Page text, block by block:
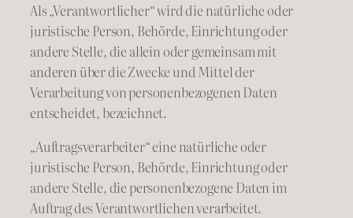
Als „Verantwortlicher“ wird die natürliche oder
juristische Person, Behörde, Einrichtung oder
andere Stelle, die allein oder gemeinsam mit
anderen über die Zwecke und Mittel der
Verarbeitung von personenbezogenen Daten
entscheidet, bezeichnet.
„Auftragsverarbeiter“ eine natürliche oder
juristische Person, Behörde, Einrichtung oder
andere Stelle, die personenbezogene Daten im
Auftrag des Verantwortlichen verarbeitet.